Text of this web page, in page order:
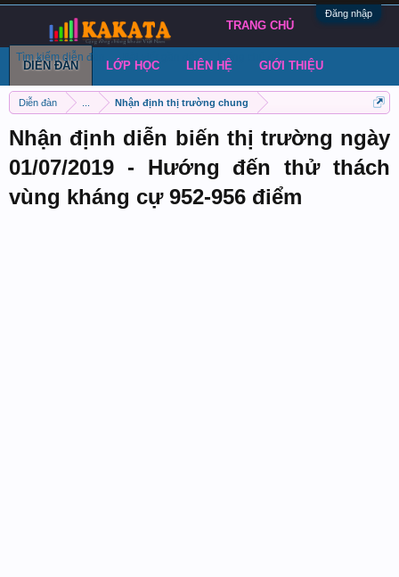
Đăng nhập
Diễn đàn Nhận định thị trường chung
Nhận định diễn biến thị trường ngày
01/07/2019 - Hướng đến thử thách
vùng kháng cự 952-956 điểm
TRANG CHỦ
DIỄN ĐÀN
Tìm kiếm diễn đàn Bài viết gần đây Đăng chủ đề
LỚP HỌC LIÊN HỆ GIỚI THIỆU